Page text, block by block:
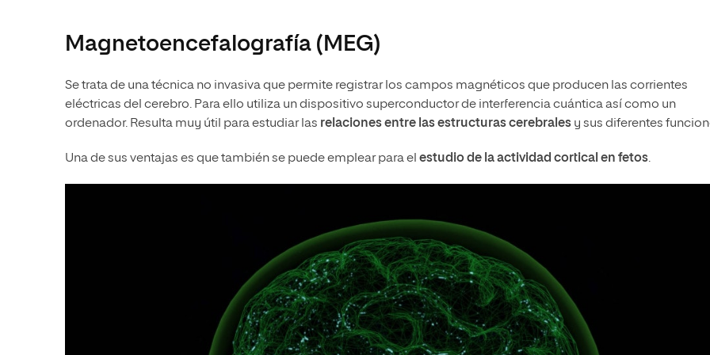
Magnetoencefalografía (MEG)
Se trata de una técnica no invasiva que permite registrar los campos magnéticos que producen las corrientes
eléctricas del cerebro. Para ello utiliza un dispositivo superconductor de interferencia cuántica así como un
ordenador. Resulta muy útil para estudiar las relaciones entre las estructuras cerebrales y sus diferentes
Una de sus ventajas es que también se puede emplear para el estudio de la actividad cortical en fetos.